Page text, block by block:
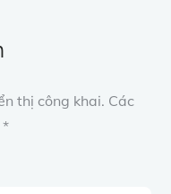
thị công khai. Các
*